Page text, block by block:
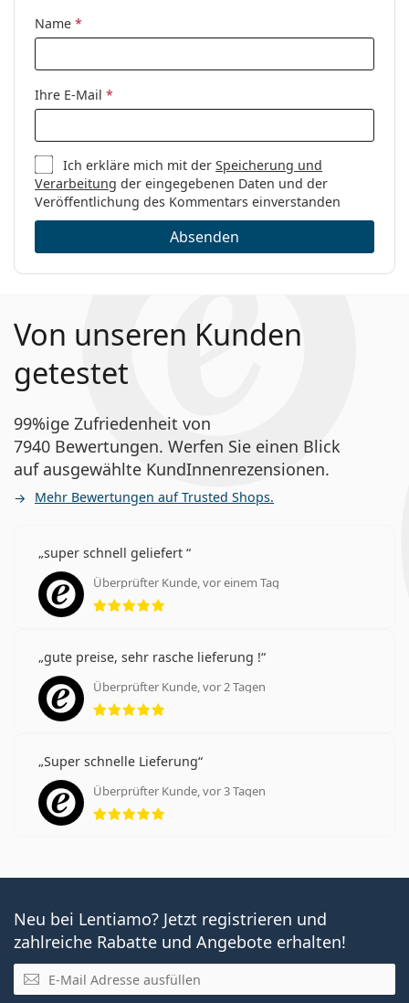
Code:
Name *
Ihre E-Mail *
Ich erkläre mich mit derSpeicherung und
Verarbeitung der eingegebenen Daten und der
Veröffentlichung des Kommentars einverstanden
Absenden
Von unseren Kunden
getestet
99%ige Zufriedenheit von
7940 Bewertungen. Werfen Sie einen Blick
auf ausgewählte KundInnenrezensionen.
Mehr Bewertungen auf Trusted Shops.
super schnell geliefert
Überprüfter Kunde, vor einem Tag
Bewertung 5 aus 5
gute preise, sehr rasche lieferung !
Überprüfter Kunde, vor 2 Tagen
Bewertung 5 aus 5
Super schnelle Lieferung
Überprüfter Kunde, vor 3 Tagen
Bewertung 5 aus 5
Neu bei Lentiamo? Jetzt registrieren und
zahlreiche Rabatte und Angebote erhalten!
E-Mail